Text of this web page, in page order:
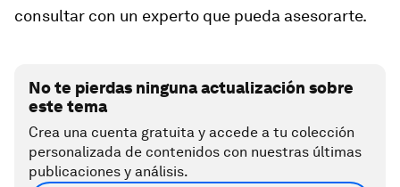
consultar con un experto que pueda asesorarte.
No te pierdas ninguna actualización sobre
este tema
Crea una cuenta gratuita y accede a tu colección
personalizada de contenidos con nuestras últimas
publicaciones y análisis.